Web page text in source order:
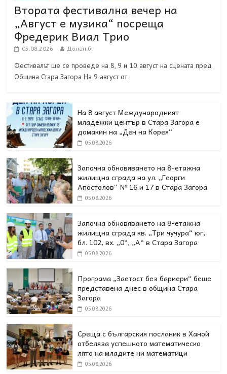
Втората фестивална вечер на
„Август е музика“ посреща
Фредерик Виал Трио
05.08.2026 Долап.бг
Фестивалът ще се проведе на 8, 9 и 10 август на сцената пред
Община Стара Загора На 9 август от
На 8 август Международният
младежки център в Стара Загора е
домакин на „Ден на Корея“
05.08.2026
Започна обновяването на 8-етажна
жилищна сграда на ул. „Георги
Апостолов“ № 16 и 17 в Стара Загора
05.08.2026
Започна обновяването на 8-етажна
жилищна сграда кв. „Три чучура“ юг,
бл. 102, вх. „0“, „А“ в Стара Загора
05.08.2026
Програма „Заетост без бариери“ беше
представена днес в oбщина Стара
Загора
05.08.2026
Среща с българския посланик в Ханой
отбеляза успешното математическо
лято на младите ни математици
05.08.2026